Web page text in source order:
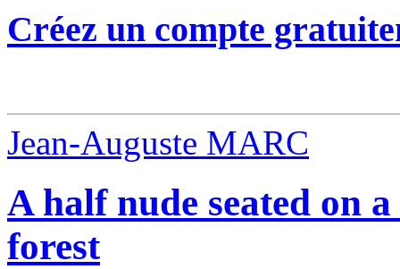
Créez un compte
Jean-Auguste MARC
A half nude seated on
forest